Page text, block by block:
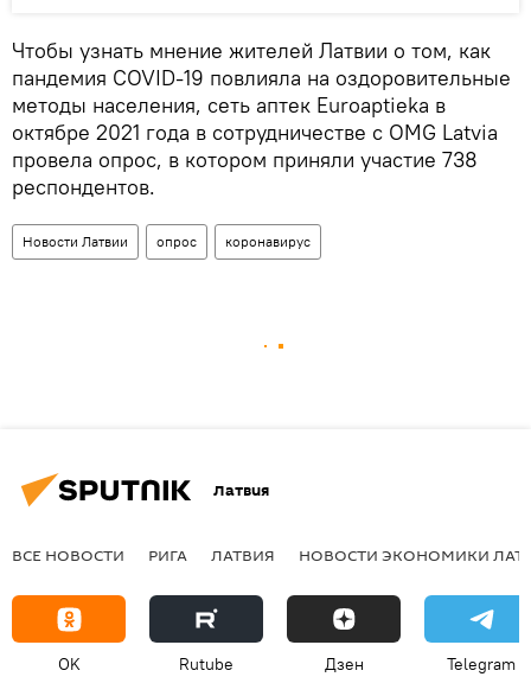
Чтобы узнать мнение жителей Латвии о том, как
пандемия COVID-19 повлияла на оздоровительные
методы населения, сеть аптек Euroaptieka в
октябре 2021 года в сотрудничестве с OMG Latvia
провела опрос, в котором приняли участие 738
респондентов.
Новости Латвии опрос коронавирус
Латвия
ВСЕ НОВОСТИ РИГА ЛАТВИЯ НОВОСТИ ЭКОНОМИКИ
OK Rutube Дзен Telegram